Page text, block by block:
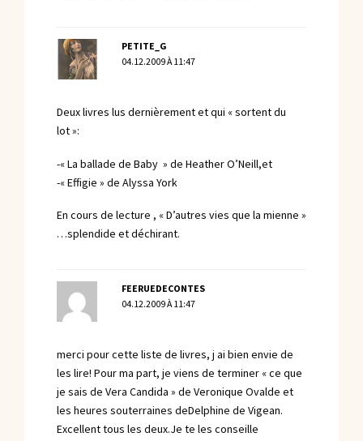
PETITE_G
04.12.2009 À 11:47
Deux livres lus dernièrement et qui « sortent du
lot »:
-« La ballade de Baby » de Heather O’Neill,et
-« Effigie » de Alyssa York
En cours de lecture , « D’autres vies que la mienne »
…splendide et déchirant.
FEERUEDECONTES
04.12.2009 À 11:47
merci pour cette liste de livres, j ai bien envie de
les lire! Pour ma part, je viens de terminer « ce que
je sais de Vera Candida » de Veronique Ovalde et
les heures souterraines deDelphine de Vigean.
Excellent tous les deux.Je te les conseille